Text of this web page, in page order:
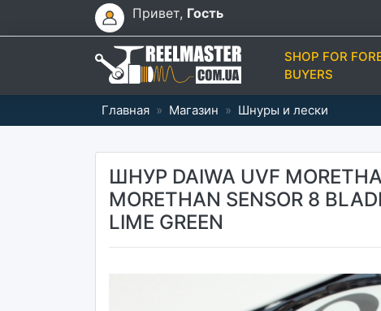
Привет, Гость
SHOP FOR
BUYERS
Главная » Магазин » Шнуры и лески
ШНУР DAIWA UVF
MORETHAN SENSOR 8
LIME GREEN